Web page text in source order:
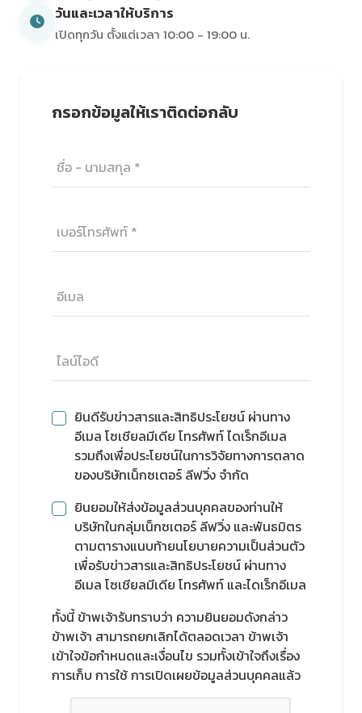
วันและเวลาให้บริการ
เปิดทุกวัน ตั้งแต่เวลา 10:00 - 19:00 น.
กรอกข้อมูลให้เราติดต่อกลับ
ยินดีรับข่าวสารและสิทธิประโยชน์ ผ่านทาง
อีเมล โซเชียลมีเดีย โทรศัพท์ ไดเร็กอีเมล
รวมถึงเพื่อประโยชน์ในการวิจัยทางการตลาด
ของบริษัทเน็กซเตอร์ ลีฟวิ่ง จำกัด
ยินยอมให้ส่งข้อมูลส่วนบุคคลของท่านให้
บริษัทในกลุ่มเน็กซเตอร์ ลีฟวิ่ง และพันธมิตร
ตามตารางแนบท้ายนโยบายความเป็นส่วนตัว
เพื่อรับข่าวสารและสิทธิประโยชน์ ผ่านทาง
อีเมล โซเชียลมีเดีย โทรศัพท์ และไดเร็กอีเมล
ทั้งนี้ ข้าพเจ้ารับทราบว่า ความยินยอมดังกล่าว
ข้าพเจ้า สามารถยกเลิกได้ตลอดเวลา ข้าพเจ้า
เข้าใจข้อกำหนดและเงื่อนไข รวมทั้งเข้าใจถึงเรื่อง
การเก็บ การใช้ การเปิดเผยข้อมูลส่วนบุคคลแล้ว